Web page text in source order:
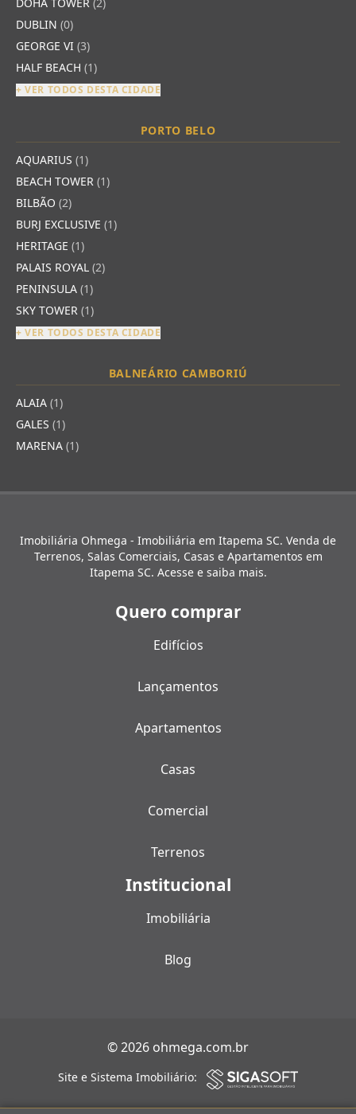
DUBLIN (0)
GEORGE VI (3)
HALF BEACH (1)
+ VER TODOS DESTA CIDADE
PORTO BELO
AQUARIUS (1)
BEACH TOWER (1)
BILBÃO (2)
BURJ EXCLUSIVE (1)
HERITAGE (1)
PALAIS ROYAL (2)
PENINSULA (1)
SKY TOWER (1)
+ VER TODOS DESTA CIDADE
BALNEÁRIO CAMBORIÚ
ALAIA (1)
GALES (1)
MARENA (1)
Imobiliária Ohmega - Imobiliária em Itapema SC. Venda de
Terrenos, Salas Comerciais, Casas e Apartamentos em
Itapema SC. Acesse e saiba mais.
Quero comprar
Edifícios
Lançamentos
Apartamentos
Casas
Comercial
Terrenos
Institucional
Imobiliária
Blog
© 2026 ohmega.com.br
Site e Sistema Imobiliário: